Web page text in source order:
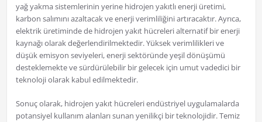
yağ yakma sistemlerinin yerine hidrojen yakıtlı enerji üretimi,
karbon salımını azaltacak ve enerji verimliliğini artıracaktır. Ayrıca,
elektrik üretiminde de hidrojen yakıt hücreleri alternatif bir enerji
kaynağı olarak değerlendirilmektedir. Yüksek verimlilikleri ve
düşük emisyon seviyeleri, enerji sektöründe yeşil dönüşümü
desteklemekte ve sürdürülebilir bir gelecek için umut vadedici bir
teknoloji olarak kabul edilmektedir.
Sonuç olarak, hidrojen yakıt hücreleri endüstriyel uygulamalarda
potansiyel kullanım alanları sunan yenilikçi bir teknolojidir. Temiz